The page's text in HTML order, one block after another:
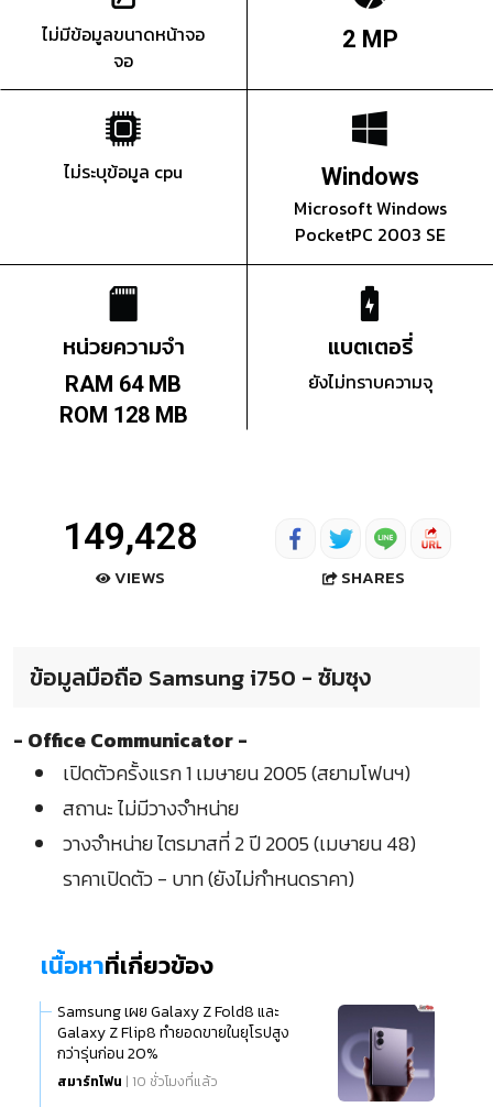
ไม่มีข้อมูลขนาดหน้าจอ
จอ
2 MP
ไม่ระบุข้อมูล cpu Windows
Microsoft Windows
PocketPC 2003 SE
หน่วยความจำ
RAM 64 MB
ROM 128 MB
แบตเตอรี่
ยังไม่ทราบความจุ
149,428
VIEWS SHARES
ข้อมูลมือถือ Samsung i750 - ซัมซุง
- Office Communicator -
เปิดตัวครั้งแรก 1 เมษายน 2005 (สยามโฟนฯ)
สถานะ ไม่มีวางจำหน่าย
วางจำหน่าย ไตรมาสที่ 2 ปี 2005 (เมษายน 48)
ราคาเปิดตัว - บาท (ยังไม่กำหนดราคา)
เนื้อหาที่เกี่ยวข้อง
Samsung เผย Galaxy Z Fold8 และ
Galaxy Z Flip8 ทำยอดขายในยุโรปสูง
กว่ารุ่นก่อน 20%
สมาร์ทโฟน | 10 ชั่วโมงที่แล้ว